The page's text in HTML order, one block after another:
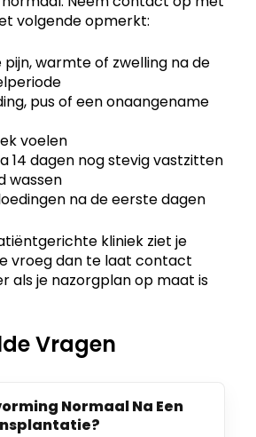
volgende opmerkt:
warmte of zwelling na de
pus of een onaangename
voelen
14 dagen nog stevig vastzitten
wassen
na de eerste dagen
kliniek ziet je
vroeg dan te laat contact
als je nazorgplan op maat is
Vragen
Normaal Na Een